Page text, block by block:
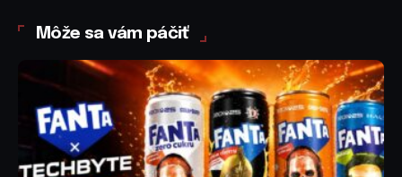
Môže sa vám páčiť